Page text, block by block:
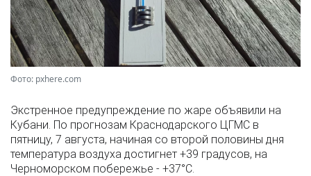
Фото: pxhere.com
Экстренное предупреждение по жаре объявили на
Кубани. По прогнозам Краснодарского ЦГМС в
пятницу, 7 августа, начиная со второй половины дня
температура воздуха достигнет +39 градусов, на
Черноморском побережье - +37°­С.